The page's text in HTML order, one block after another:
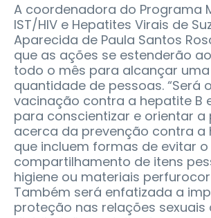
A coordenadora do Programa
IST/HIV e Hepatites Virais de
Aparecida de Paula Santos
que as ações se estenderão
todo o mês para alcançar
quantidade de pessoas. “Será
vacinação contra a hepatite B
para conscientizar e orientar a
acerca da prevenção contra a
que incluem formas de evitar o
compartilhamento de itens
higiene ou materiais
Também será enfatizada a
proteção nas relações sexuais